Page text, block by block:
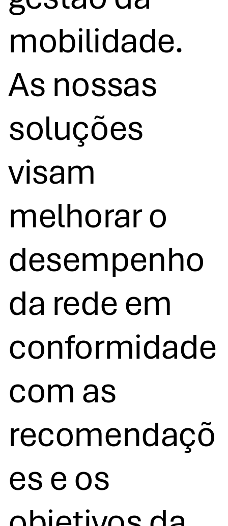
mobilidade.
As nossas
soluções
visam
melhorar o
desempenho
da rede em
conformidade
com as
recomendaçõ
es e os